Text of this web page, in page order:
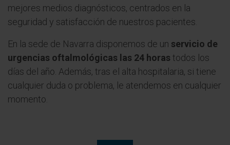
mejores medios diagnósticos, centrados en la
seguridad y satisfacción de nuestros pacientes.
En la sede de Navarra disponemos de un servicio de
urgencias oftalmológicas las 24 horas todos los
días del año. Además, tras el alta hospitalaria, si tiene
cualquier duda o problema, le atendemos en cualquier
momento.